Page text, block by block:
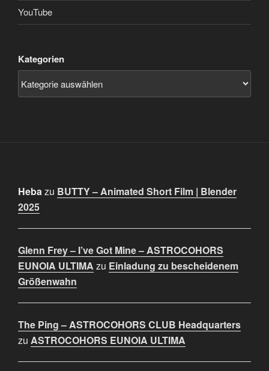
YouTube
Kategorien
Hebazu BUTTY – Animated Short Film | Blender
2025
Glenn Frey – I’ve Got Mine – ASTROCOHORS
EUNOIA ULTIMA zu Einladung zu bescheidenem
Größenwahn
The Ping – ASTROCOHORS CLUB Headquarters
zu ASTROCOHORS EUNOIA ULTIMA